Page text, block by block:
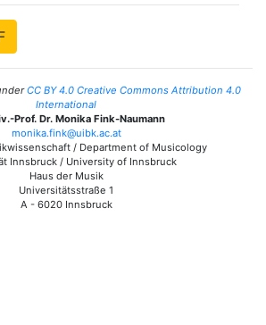
CC BY 4.0 Creative Commons Attribution 4.0
International
Prof. Dr. Monika Fink-Naumann
monika.fink@uibk.ac.at
/ Department of Musicology
Innsbruck / University of Innsbruck
Haus der Musik
Universitätsstraße 1
A - 6020 Innsbruck